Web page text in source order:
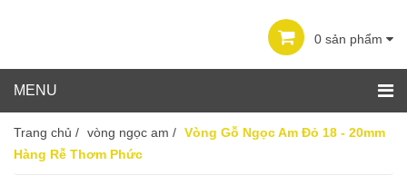
0 sản phẩm
Trang chủ / vòng ngọc am / Vòng Gỗ Ngọc Am Đỏ 18 - 20mm
Hàng Rễ Thơm Phức